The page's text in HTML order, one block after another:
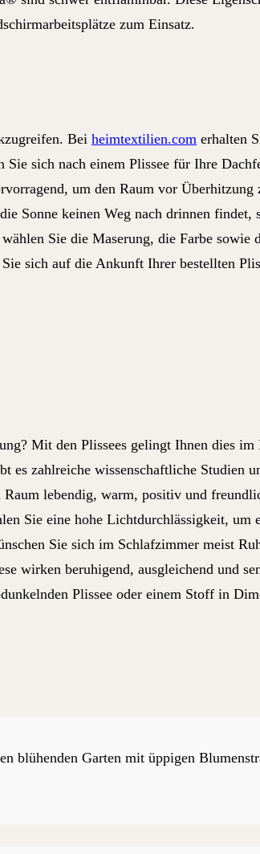
zum Einsatz.
Bei heimtextilien.com erhalten
sich nach einem Plissee für Ihre
um den Raum vor Überhitzung
Sonne keinen Weg nach drinnen findet,
Sie die Maserung, die Farbe sowie
sich auf die Ankunft Ihrer bestellten
Mit den Plissees gelingt Ihnen dies
es zahlreiche wissenschaftliche Studien
Raum lebendig, warm, positiv und
Sie eine hohe Lichtdurchlässigkeit, um
Sie sich im Schlafzimmer meist
wirken beruhigend, ausgleichend und
Plissee oder einem Stoff in
blühenden Garten mit üppigen